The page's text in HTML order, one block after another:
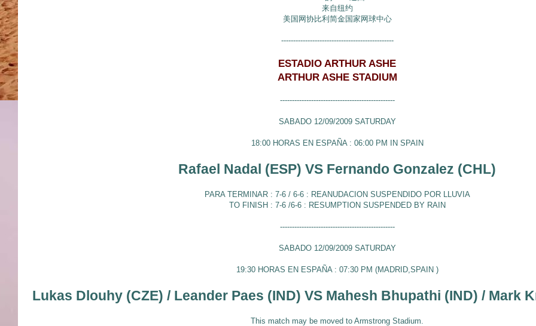
来自纽约
美国网协比利简金国家网球中心
-----------------------------------------------
ESTADIO ARTHUR ASHE
ARTHUR ASHE STADIUM
------------------------------------------------
SABADO 12/09/2009 SATURDAY
18:00 HORAS EN ESPAÑA : 06:00 PM IN SPAIN
Rafael Nadal (ESP) VS Fernando Gonzalez (CHL)
PARA TERMINAR : 7-6 / 6-6 : REANUDACION SUSPENDIDO POR LLUVIA
TO FINISH : 7-6 /6-6 : RESUMPTION SUSPENDED BY RAIN
------------------------------------------------
SABADO 12/09/2009 SATURDAY
19:30 HORAS EN ESPAÑA : 07:30 PM (MADRID,SPAIN )
Lukas Dlouhy (CZE) / Leander Paes (IND) VS Mahesh Bhupathi (IND) / Mark
This match may be moved to Armstrong Stadium.